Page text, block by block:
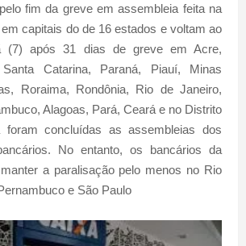
fim da greve em assembleia feita na
capitais do de 16 estados e voltam ao
(7) após 31 dias de greve em Acre,
Catarina, Paraná, Piauí, Minas
Roraima, Rondônia, Rio de Janeiro,
Alagoas, Pará, Ceará e no Distrito
foram concluídas as assembleias dos
No entanto, os bancários da
a paralisação pelo menos no Rio
e São Paulo